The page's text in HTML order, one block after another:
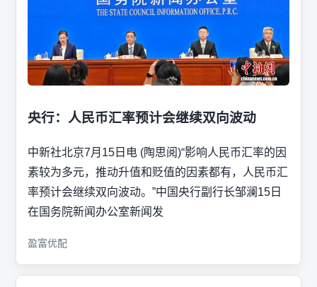
央行：人民币汇率预计会继续双向波动
中新社北京7月15日电 (陶思阅)“影响人民币汇率的因
素较为多元，推动升值和贬值的因素都有，人民币汇
率预计会继续双向波动。”中国央行副行长邹澜15日
在国务院新闻办公室新闻发
盈富优配